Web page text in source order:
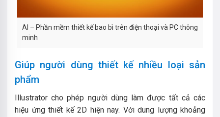
AI – Phần mềm thiết kế bao bì trên điện thoại và PC thông
minh
Giúp người dùng thiết kế nhiều loại sản
phẩm
Illustrator cho phép người dùng làm được tất cả các
hiệu ứng thiết kế 2D hiện nay. Với dung lượng khoảng